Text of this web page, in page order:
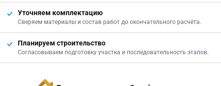
Уточняем комплектацию
Сверяем материалы и состав работ до окончательного расчёта.
Планируем строительство
Согласовываем подготовку участка и последовательность этапов.